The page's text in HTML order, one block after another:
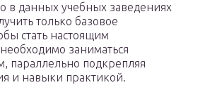
в данных учебных заведениях
только базовое
стать настоящим
заниматься
параллельно подкрепляя
и навыки практикой.